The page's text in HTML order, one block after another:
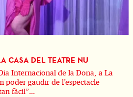
CASA DEL TEATRE NU
Internacional de la Dona, a La
poder gaudir de l’espectacle
fàcil”...